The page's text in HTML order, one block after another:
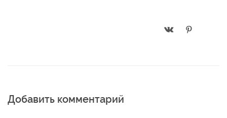
Добавить комментарий